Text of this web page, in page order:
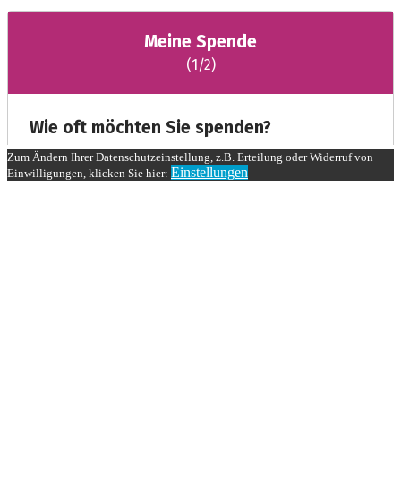
Zum Ändern Ihrer Datenschutzeinstellung, z.B. Erteilung oder Widerruf von
Einwilligungen, klicken Sie hier: Einstellungen